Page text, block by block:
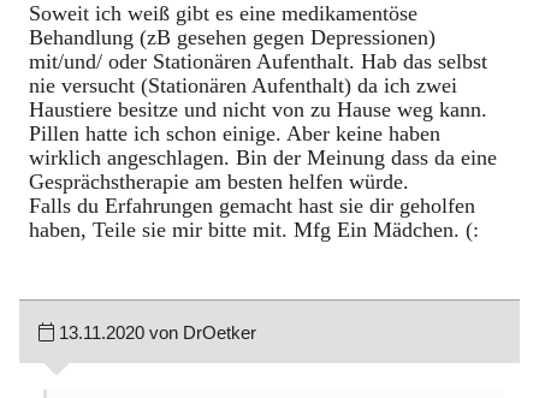
Soweit ich weiß gibt es eine medikamentöse
Behandlung (zB gesehen gegen Depressionen)
mit/und/ oder Stationären Aufenthalt. Hab das selbst
nie versucht (Stationären Aufenthalt) da ich zwei
Haustiere besitze und nicht von zu Hause weg kann.
Pillen hatte ich schon einige. Aber keine haben
wirklich angeschlagen. Bin der Meinung dass da eine
Gesprächstherapie am besten helfen würde.
Falls du Erfahrungen gemacht hast sie dir geholfen
haben, Teile sie mir bitte mit. Mfg Ein Mädchen. (:
13.11.2020 von DrOetker